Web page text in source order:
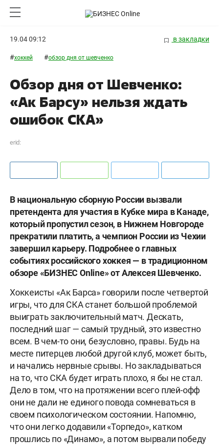
19.04 09:12 в закладки
#хоккей #обзор дня от шевченко
Обзор дня от Шевченко:
«Ак Барсу» нельзя ждать
ошибок СКА»
erid:
В национальную сборную России вызвали
претендента для участия в Кубке мира в Канаде,
который пропустил сезон, в Нижнем Новгороде
прекратили платить, а чемпион России из Чехии
завершил карьеру. Подробнее о главных
событиях российского хоккея — в традиционном
обзоре «БИЗНЕС Online» от Алексея Шевченко.
Хоккеисты «Ак Барса» говорили после четвертой
игры, что для СКА станет большой проблемой
выиграть заключительный матч. Дескать,
последний шаг — самый трудный, это известно
всем. В чем-то они, безусловно, правы. Будь на
месте питерцев любой другой клуб, может быть,
и начались нервные срывы. Но закладываться
на то, что СКА будет играть плохо, я бы не стал.
Дело в том, что на протяжении всего плей-офф
они не дали не единого повода сомневаться в
своем психологическом состоянии. Напомню,
что они легко додавили «Торпедо», катком
прошлись по «Динамо», а потом вырвали победу